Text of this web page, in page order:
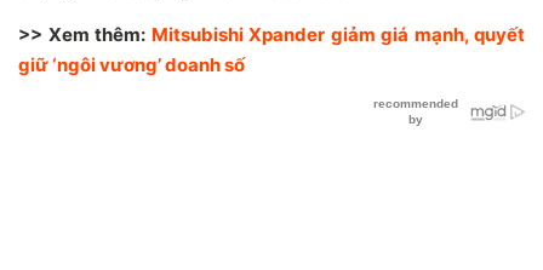
>> Xem thêm: Mitsubishi Xpander giảm giá mạnh, quyết
giữ ‘ngôi vương’ doanh số